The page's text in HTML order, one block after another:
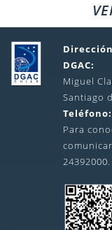
DGAC:
Miguel
Santiago
Teléfono:
Para
24392000.